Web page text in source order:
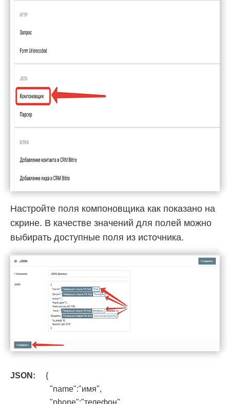
Настройте поля компоновщика как показано на
скрине. В качестве значений для полей можно
выбирать доступные поля из источника.
JSON:
{
"name":"имя",